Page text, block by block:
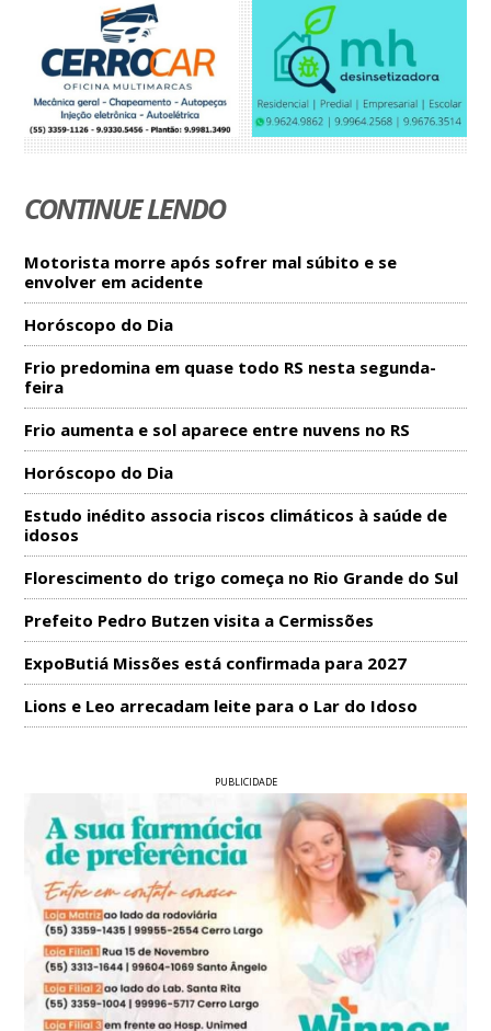
CONTINUE LENDO
Motorista morre após sofrer mal súbito e se
envolver em acidente
Horóscopo do Dia
Frio predomina em quase todo RS nesta segunda-
feira
Frio aumenta e sol aparece entre nuvens no RS
Horóscopo do Dia
Estudo inédito associa riscos climáticos à saúde de
idosos
Florescimento do trigo começa no Rio Grande do Sul
Prefeito Pedro Butzen visita a Cermissões
ExpoButiá Missões está confirmada para 2027
Lions e Leo arrecadam leite para o Lar do Idoso
PUBLICIDADE